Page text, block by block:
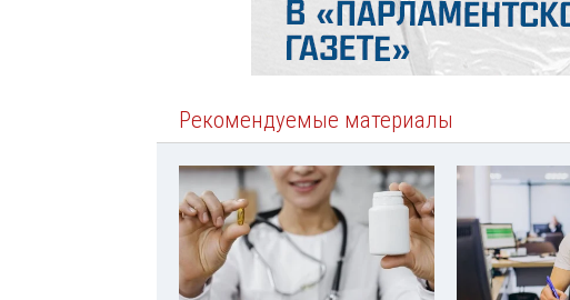
Рекомендуемые материалы